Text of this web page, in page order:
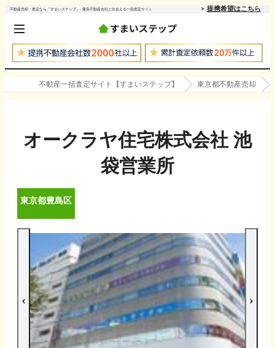
不動産売却・査定なら「すまいステップ」- 優良不動産会社と出会える一括査定サイト 提携希望はこちら
不動産一括査定サイト【すまいステップ】 東京都不動産売却
オークラヤ住宅株式会社 池
袋営業所
東京都豊島区